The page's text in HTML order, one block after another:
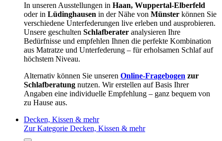
In unseren Ausstellungen in Haan, Wuppertal-Elberfeld
oder in Lüdinghausen in der Nähe von Münster können Sie
verschiedene Unterfederungen live erleben und ausprobieren.
Unsere geschulten Schlafberater analysieren Ihre
Bedürfnisse und empfehlen Ihnen die perfekte Kombination
aus Matratze und Unterfederung – für erholsamen Schlaf auf
höchstem Niveau.
Alternativ können Sie unseren Online-Fragebogen zur
Schlafberatung nutzen. Wir erstellen auf Basis Ihrer
Angaben eine individuelle Empfehlung – ganz bequem von
zu Hause aus.
Decken, Kissen & mehr
Zur Kategorie Decken, Kissen & mehr